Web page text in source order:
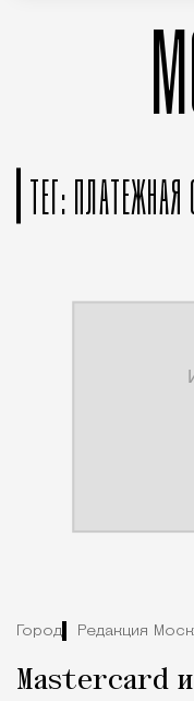
ТЕГ:
Город Редакция
Mastercard